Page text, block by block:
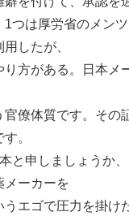
1つは厚労省のメン
したが、
り方がある。日本メ
官僚体質です。その
。
と申しましょうか
メーカーを
うエゴで圧力を掛け